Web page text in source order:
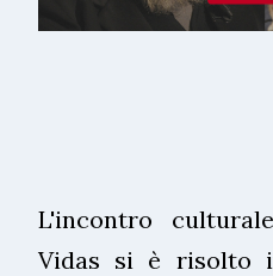
L'incontro
Vidas si è risolto